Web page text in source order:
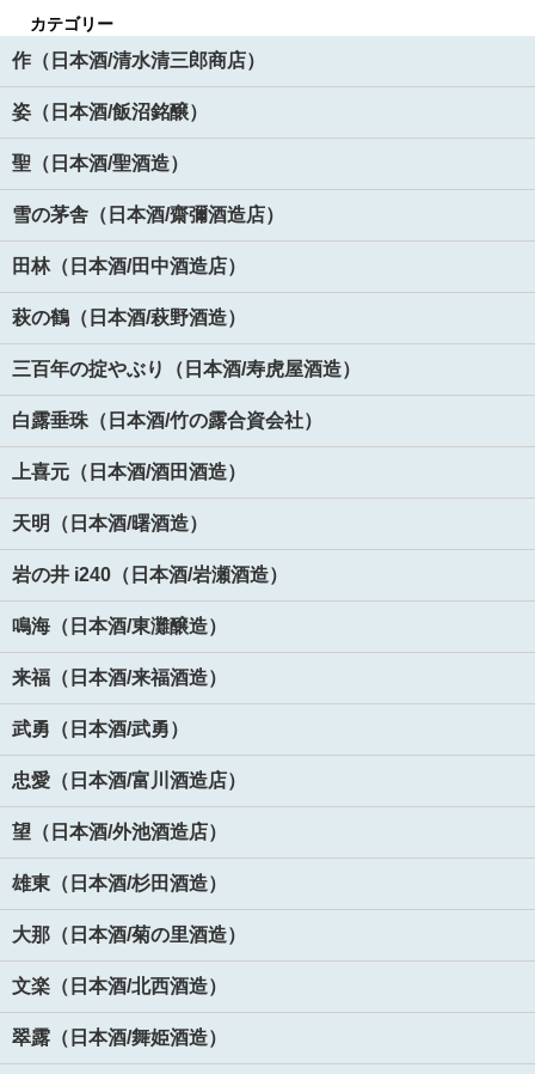
カテゴリー
作（日本酒/清水清三郎商店）
姿（日本酒/飯沼銘醸）
聖（日本酒/聖酒造）
雪の茅舎（日本酒/齋彌酒造店）
田林（日本酒/田中酒造店）
萩の鶴（日本酒/萩野酒造）
三百年の掟やぶり（日本酒/寿虎屋酒造）
白露垂珠（日本酒/竹の露合資会社）
上喜元（日本酒/酒田酒造）
天明（日本酒/曙酒造）
岩の井 i240（日本酒/岩瀬酒造）
鳴海（日本酒/東灘醸造）
来福（日本酒/来福酒造）
武勇（日本酒/武勇）
忠愛（日本酒/富川酒造店）
望（日本酒/外池酒造店）
雄東（日本酒/杉田酒造）
大那（日本酒/菊の里酒造）
文楽（日本酒/北西酒造）
翠露（日本酒/舞姫酒造）